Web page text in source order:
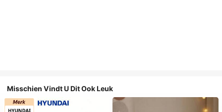
Misschien Vindt U Dit Ook Leuk